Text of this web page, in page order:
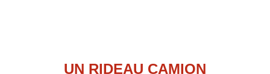
UN RIDEAU CAMION